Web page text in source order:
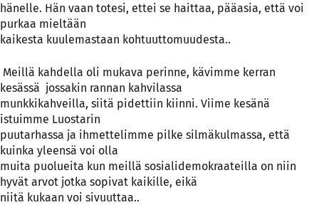
hänelle. Hän vaan totesi, ettei se haittaa, pääasia, että voi
purkaa mieltään
kaikesta kuulemastaan kohtuuttomuudesta..
Meillä kahdella oli mukava perinne, kävimme kerran
kesässä jossakin rannan kahvilassa
munkkikahveilla, siitä pidettiin kiinni. Viime kesänä
istuimme Luostarin
puutarhassa ja ihmettelimme pilke silmäkulmassa, että
kuinka yleensä voi olla
muita puolueita kun meillä sosialidemokraateilla on niin
hyvät arvot jotka sopivat kaikille, eikä
niitä kukaan voi sivuuttaa..